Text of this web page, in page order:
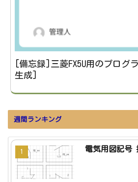
[備忘録]三菱FX5U用のプログ
生成]
週間ランキング
電気用図記号